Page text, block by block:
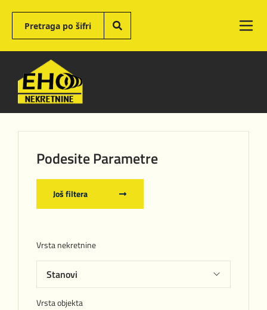
Podesite Parametre
Još filtera
Vrsta nekretnine
Vrsta objekta